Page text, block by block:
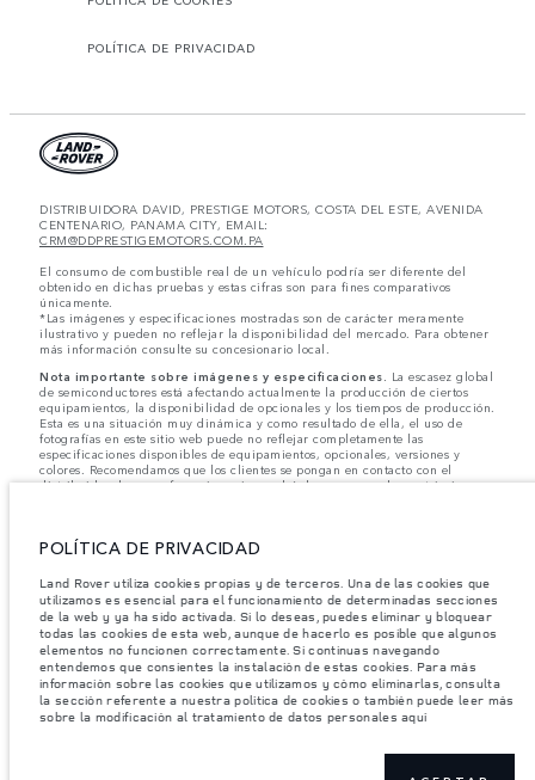
POLÍTICA DE PRIVACIDAD
DISTRIBUIDORA DAVID, PRESTIGE MOTORS, COSTA DEL ESTE, AVENIDA
CENTENARIO, PANAMA CITY, EMAIL:
CRM@DDPRESTIGEMOTORS.COM.PA
El consumo de combustible real de un vehículo podría ser diferente del
obtenido en dichas pruebas y estas cifras son para fines comparativos
únicamente.
*Las imágenes y especificaciones mostradas son de carácter meramente
ilustrativo y pueden no reflejar la disponibilidad del mercado. Para obtener
más información consulte su concesionario local.
Nota importante sobre imágenes y especificaciones. La escasez global
de semiconductores está afectando actualmente la producción de ciertos
equipamientos, la disponibilidad de opcionales y los tiempos de producción.
Esta es una situación muy dinámica y como resultado de ella, el uso de
fotografías en este sitio web puede no reflejar completamente las
especificaciones disponibles de equipamientos, opcionales, versiones y
colores. Recomendamos que los clientes se pongan en contacto con el
distribuidor de su preferencia, quien podrá dar a conocer las restricciones
Jaguar Land Rover Limited busca constantemente nuevas formas de mejorar
accesorios, por lo que se producen modificaciones de forma continua y sin
previo aviso. Según el modelo, algunas funciones serán opcionales o
vendrán incluidas de serie. La información, las especificaciones, los motores
y los colores que aparecen en esta página web se basan en las
especificaciones europeas. Estos pueden variar en función del mercado y
pueden ser modificados sin previo aviso. Algunos vehículos se muestran con
equipamiento opcional y accesorios originales que pueden no estar
disponibles en todos los mercados. Ponte en contacto con tu concesionario
local para consultar disponibilidad y precios.
Asegúrese de que el Peso Bruto del Vehículo y las Cargas Máximas por Eje no se
POLÍTICA DE PRIVACIDAD
Land Rover utiliza cookies propias y de terceros. Una de las cookies que
utilizamos es esencial para el funcionamiento de determinadas secciones
de la web y ya ha sido activada. Si lo deseas, puedes eliminar y bloquear
todas las cookies de esta web, aunque de hacerlo es posible que algunos
elementos no funcionen correctamente. Si continuas navegando
entendemos que consientes la instalación de estas cookies. Para más
información sobre las cookies que utilizamos y cómo eliminarlas, consulta
la sección referente a nuestra política de cookies o también puede leer más
sobre la modificación al tratamiento de datos personales aquí